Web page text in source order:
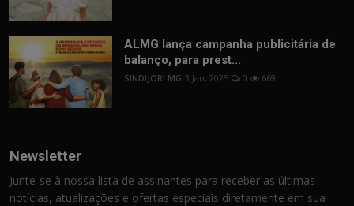
ALMG lança campanha publicitária de
balanço, para prest...
SINDIJORI MG 3 Jan, 2025 0 669
Newsletter
Junte-se à nossa lista de assinantes para receber as últimas
notícias, atualizações e ofertas especiais diretamente em sua